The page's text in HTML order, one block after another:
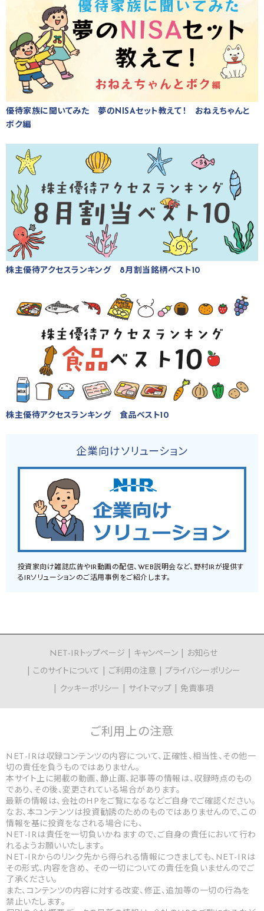
優待家族に聞いてみた 夢のNISAセット教えて！ おねえちゃんと
ボク編
株主優待アクセスランキング 8月割当銘柄ベスト10
株主優待アクセスランキング 食品ベスト10
企業向けソリューション
投資家向け雑誌広告やIR動画の配信、WEB説明会など、野村IRが提供す
るIRソリューションのご活用事例をご紹介します。
NET-IRトップページ キャンペーン
お知らせ
このサイトについて
ご利用の注意
プライバシーポリシー
クッキーポリシー
サイトマップ 免責事項
ご利用上の注意
NET-IRは収録コンテンツの内容について、正確性、相当性、その他一
切の責任を負うものではありません。
本サイト上に掲載の動画、静止画、記事等の情報は、収録時点のもの
であり、その後、変更されている場合があります。
最新の情報は、会社のHPをご覧になるなどご自身でご確認ください。
なお、本コンテンツは投資勧誘のためのものではありませんので、この
情報を基に投資をなされる場合にも、
NET-IRは責任を一切負いかねますので、ご自身の責任において行わ
れるようお願いいたします。
NET-IRからのリンク先から得られる情報につきましても、NET-IRは
その形式、内容を含め、 その一切についての責任を負いませんのでご
了承ください。
また、コンテンツの内容に対する改変、修正、追加等の一切の行為を
禁止いたします。